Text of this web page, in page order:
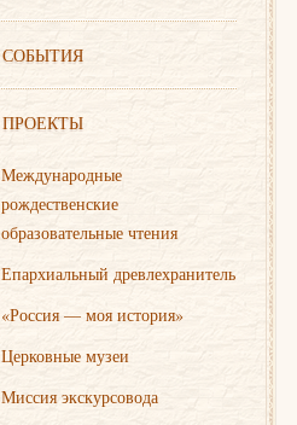
СОБЫТИЯ
ПРОЕКТЫ
Международные
рождественские
образовательные чтения
Епархиальный древлехранитель
«Россия — моя история»
Церковные музеи
Миссия экскурсовода